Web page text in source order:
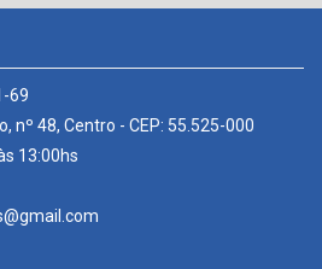
69
nº 48, Centro - CEP: 55.525-000
13:00hs